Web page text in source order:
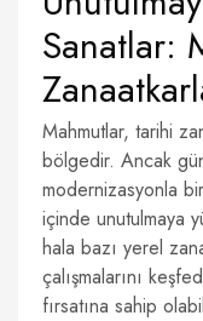
Sanatlar:
Mahmutlar, tarihi
bölgedir. Ancak
modernizasyonla
içinde unutulmaya
hala bazı yerel
çalışmalarını
fırsatına sahip